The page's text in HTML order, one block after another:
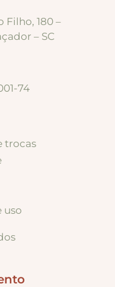
Filho, 180 –
– SC
74
trocas
uso